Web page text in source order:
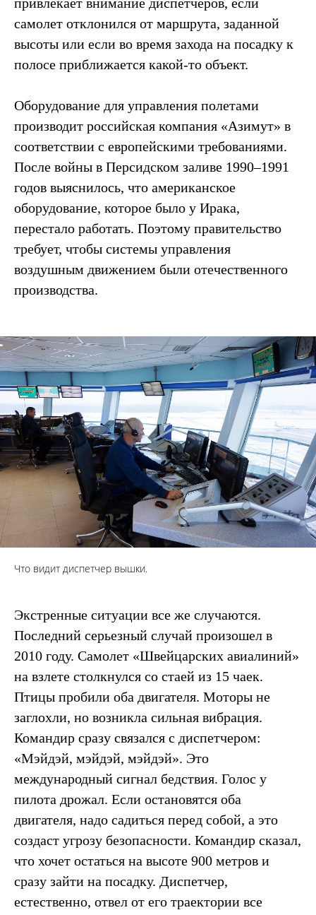
самолет отклонился от маршрута, заданной
высоты или если во время захода на посадку к
полосе приближается какой-то объект.
Оборудование для управления полетами
производит российская компания «Азимут» в
соответствии с европейскими требованиями.
После войны в Персидском заливе 1990–1991
годов выяснилось, что американское
оборудование, которое было у Ирака,
перестало работать. Поэтому правительство
требует, чтобы системы управления
воздушным движением были отечественного
производства.
Что видит диспетчер вышки.
Экстренные ситуации все же случаются.
Последний серьезный случай произошел в
2010 году. Самолет «Швейцарских авиалиний»
на взлете столкнулся со стаей из 15 чаек.
Птицы пробили оба двигателя. Моторы не
заглохли, но возникла сильная вибрация.
Командир сразу связался с диспетчером:
«Мэйдэй, мэйдэй, мэйдэй». Это
международный сигнал бедствия. Голос у
пилота дрожал. Если остановятся оба
двигателя, надо садиться перед собой, а это
создаст угрозу безопасности. Командир сказал,
что хочет остаться на высоте 900 метров и
сразу зайти на посадку. Диспетчер,
естественно, отвел от его траектории все